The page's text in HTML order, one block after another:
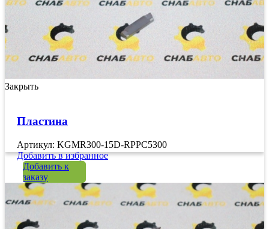
Закрыть
Пластина
Артикул: KGMR300-15D-RPPC5300
Добавить в избранное
Добавить к
заказу